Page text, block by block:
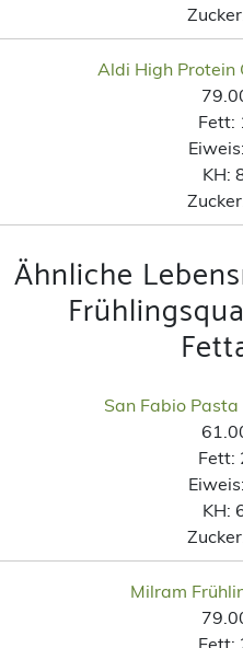
Aldi High Protein
Fett:
Eiweis:
KH:
Ähnliche
San Fabio
Fett:
Eiweis:
KH:
Milram
Fett: